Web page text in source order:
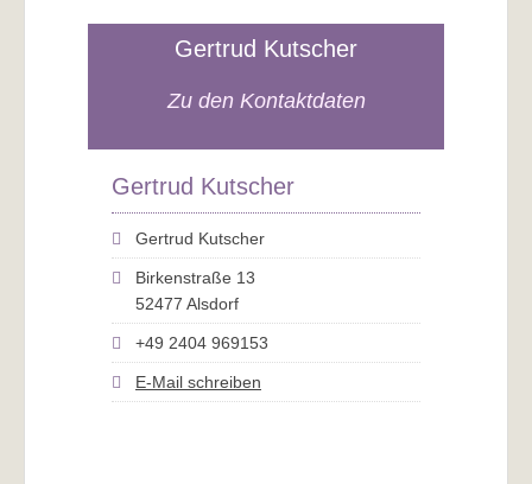
Gertrud Kutscher
Zu den Kontaktdaten
Gertrud Kutscher
Gertrud Kutscher
Birkenstraße 13
52477 Alsdorf
+49 2404 969153
E-Mail schreiben